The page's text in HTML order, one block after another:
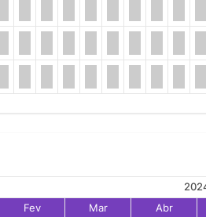
Fev Mar Abr